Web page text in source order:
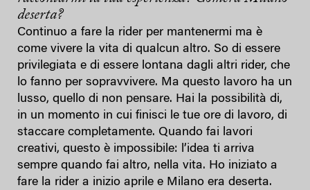
deserta?
Continuo a fare la rider per mantenermi ma è
come vivere la vita di qualcun altro. So di essere
privilegiata e di essere lontana dagli altri rider, che
lo fanno per sopravvivere. Ma questo lavoro ha un
lusso, quello di non pensare. Hai la possibilità di,
in un momento in cui finisci le tue ore di lavoro, di
staccare completamente. Quando fai lavori
creativi, questo è impossibile: l’idea ti arriva
sempre quando fai altro, nella vita. Ho iniziato a
fare la rider a inizio aprile e Milano era deserta.